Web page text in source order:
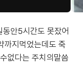
안5시간도 못잤어
까지먹었는데도 죽
없다는 주치의말씀